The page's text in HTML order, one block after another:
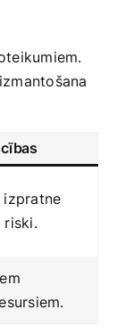
izpratne
riski.